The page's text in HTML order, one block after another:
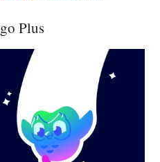
Plus